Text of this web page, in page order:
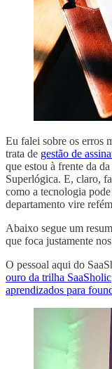
Eu falei sobre os erros
trata de gestão de
que estou à frente da
Superlógica. E, claro,
como a tecnologia
departamento vire
Abaixo segue um
que foca justamente
O pessoal aqui do
ouro da trilha SaaSholic
aprendizados para